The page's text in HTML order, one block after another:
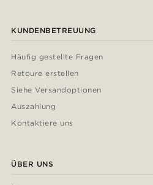
KUNDENBETREUUNG
Häufig gestellte Fragen
Retoure erstellen
Siehe Versandoptionen
Auszahlung
Kontaktiere uns
ÜBER UNS